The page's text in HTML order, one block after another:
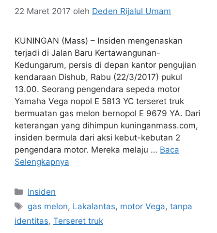
22 Maret 2017 oleh Deden Rijalul Umam
KUNINGAN (Mass) – Insiden mengenaskan
terjadi di Jalan Baru Kertawangunan-
Kedungarum, persis di depan kantor pengujian
kendaraan Dishub, Rabu (22/3/2017) pukul
13.00. Seorang pengendara sepeda motor
Yamaha Vega nopol E 5813 YC terseret truk
bermuatan gas melon bernopol E 9679 YA. Dari
keterangan yang dihimpun kuninganmass.com,
insiden bermula dari aksi kebut-kebutan 2
pengendara motor. Mereka melaju … Baca
Selengkapnya
Kategori
Insiden
Tag
gas melon, Lakalantas, motor Vega,tanpa
identitas, Terseret truk